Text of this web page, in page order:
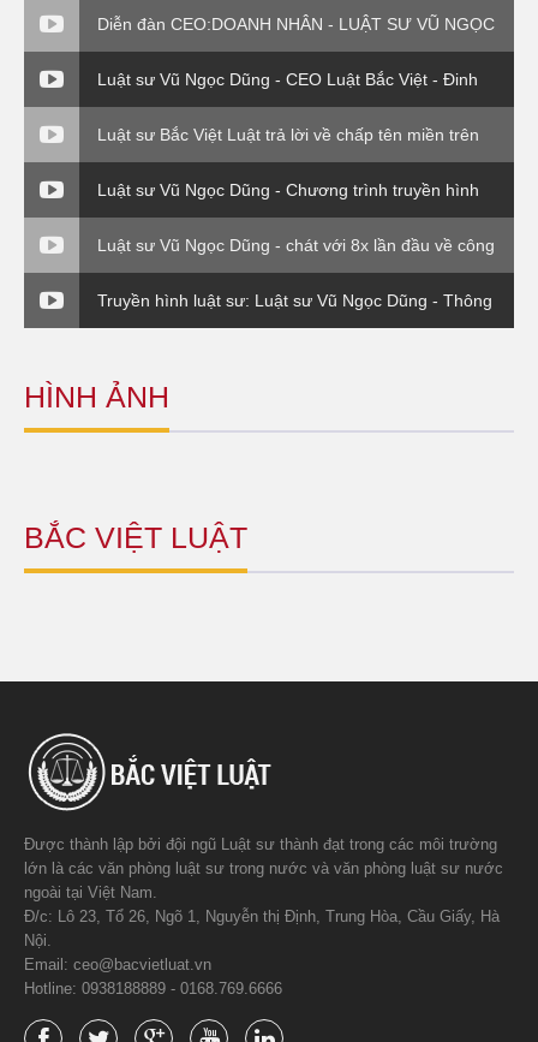
Diễn đàn CEO:DOANH NHÂN - LUẬT SƯ VŨ NGỌC
DŨNG - PHẦN VI
Luật sư Vũ Ngọc Dũng - CEO Luật Bắc Việt - Đinh
giá thương hiệu
Luật sư Bắc Việt Luật trả lời về chấp tên miền trên
VTV1
Luật sư Vũ Ngọc Dũng - Chương trình truyền hình
Chuyển giá trong DN FDI - Luật sư và Doanh nghiệp
Luật sư Vũ Ngọc Dũng - chát với 8x lần đầu về công
ty Bắc Việt Luật ( VTC0
Truyền hình luật sư: Luật sư Vũ Ngọc Dũng - Thông
tư 176 Bộ Tài Chính
HÌNH ẢNH
BẮC VIỆT LUẬT
Được thành lập bởi đội ngũ Luật sư thành đạt trong các môi trường
lớn là các văn phòng luật sư trong nước và văn phòng luật sư nước
ngoài tại Việt Nam.
Đ/c: Lô 23, Tổ 26, Ngõ 1, Nguyễn thị Định, Trung Hòa, Cầu Giấy, Hà
Nội.
Email: ceo@bacvietluat.vn
Hotline: 0938188889 - 0168.769.6666